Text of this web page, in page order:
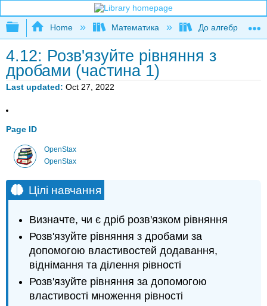
Expand/collapse global hierarchy
Home Математика До алгебри
4.12: Розв'язуйте рівняння з
дробами (частина 1)
Last updated Oct 27, 2022
Page ID
OpenStax
OpenStax
Цілі навчання
Визначте, чи є дріб розв'язком рівняння
Розв'язуйте рівняння з дробами за
допомогою властивостей додавання,
віднімання та ділення рівності
Розв'язуйте рівняння за допомогою
властивості множення рівності